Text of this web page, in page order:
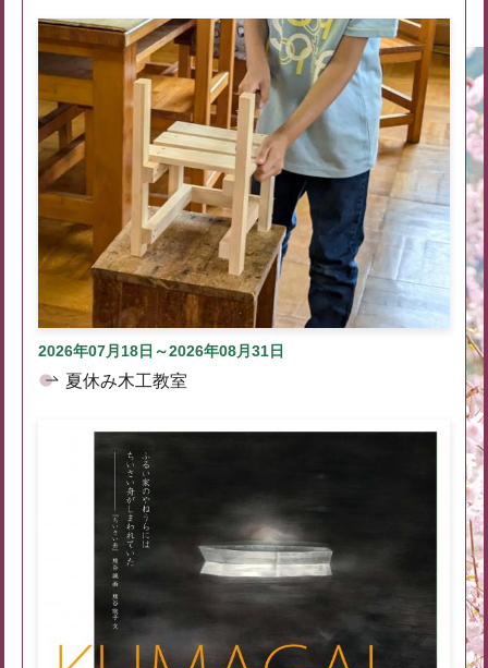
2026年07月18日～2026年08月31日
夏休み木工教室